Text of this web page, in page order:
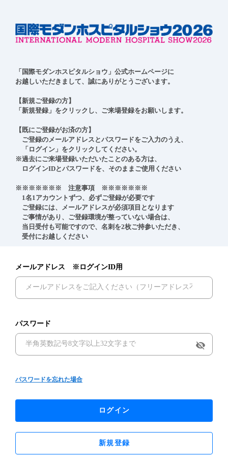
「国際モダンホスピタルショウ」公式ホームページに
お越しいただきまして、誠にありがとうございます。
【新規ご登録の方】
「新規登録」をクリックし、ご来場登録をお願いします。
【既にご登録がお済の方】
ご登録のメールアドレスとパスワードをご入力のうえ、
「ログイン」をクリックしてください。
※過去にご来場登録いただいたことのある方は、
ログインIDとパスワードを、そのままご使用ください
※※※※※※※　注意事項　※※※※※※※
1名1アカウントずつ、必ずご登録が必要です
ご登録には、メールアドレスが必須項目となります
ご事情があり、ご登録環境が整っていない場合は、
当日受付も可能ですので、名刺を2枚ご持参いただき、
受付にお越しください
メールアドレス ※ログインID用
パスワード
visibility_off
パスワードを忘れた場合
ログイン
新規登録